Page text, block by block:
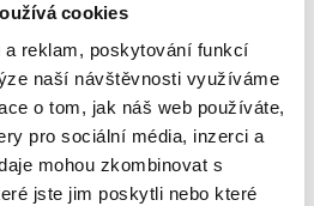
cookies
a reklam, poskytování funkcí
naší návštěvnosti využíváme
o tom, jak náš web používáte,
pro sociální média, inzerci a
mohou zkombinovat s
jste jim poskytli nebo které